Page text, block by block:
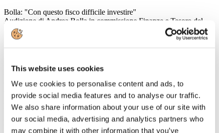
This website uses cookies
We use cookies to personalise content and ads, to
provide social media features and to analyse our traffic.
We also share information about your use of our site with
our social media, advertising and analytics partners who
may combine it with other information that you’ve
Bolla: "Con questo fisco difficile investire"
Audizione di Andrea Bolla in commissione Finanze e Tesoro del
Senato sul primo decreto di attuazione della delega fiscale
Luglio
2014
Associazione Italiana Confindustria Alberghi
Newsletter N. 137 del 25/07/2014
News